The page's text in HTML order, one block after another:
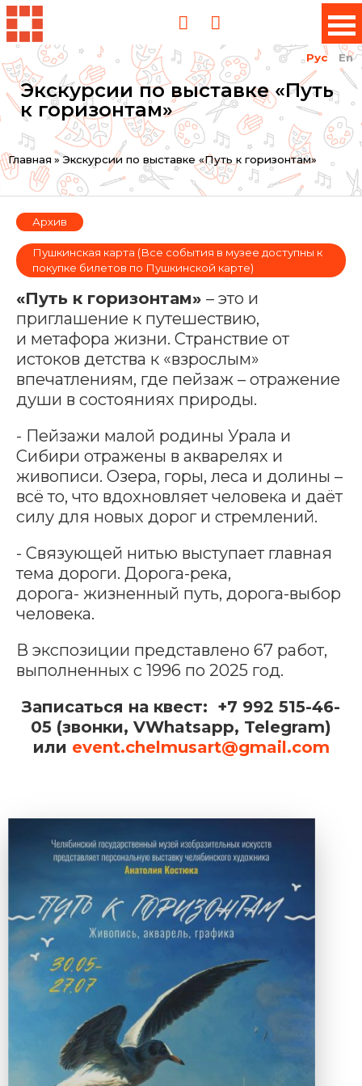
Рус En
Экскурсии по выставке «Путь
к горизонтам»
Вы
здесь
Главная »Экскурсии по выставке «Путь к горизонтам»
Архив
Пушкинская карта (Все события в музее доступны к
покупке билетов по Пушкинской карте)
«Путь к горизонтам» – это и
приглашение к путешествию,
и метафора жизни. Странствие от
истоков детства к «взрослым»
впечатлениям, где пейзаж – отражение
души в состояниях природы.
- Пейзажи малой родины Урала и
Сибири отражены в акварелях и
живописи. Озера, горы, леса и долины –
всё то, что вдохновляет человека и даёт
силу для новых дорог и стремлений.
- Связующей нитью выступает главная
тема дороги. Дорога-река,
дорога- жизненный путь, дорога-выбор
человека.
В экспозиции представлено 67 работ,
выполненных с 1996 по 2025 год.
Записаться на квест: +7 992 515-46-
05 (звонки, VWhatsapp, Telegram)
или event.chelmusart@gmail.com